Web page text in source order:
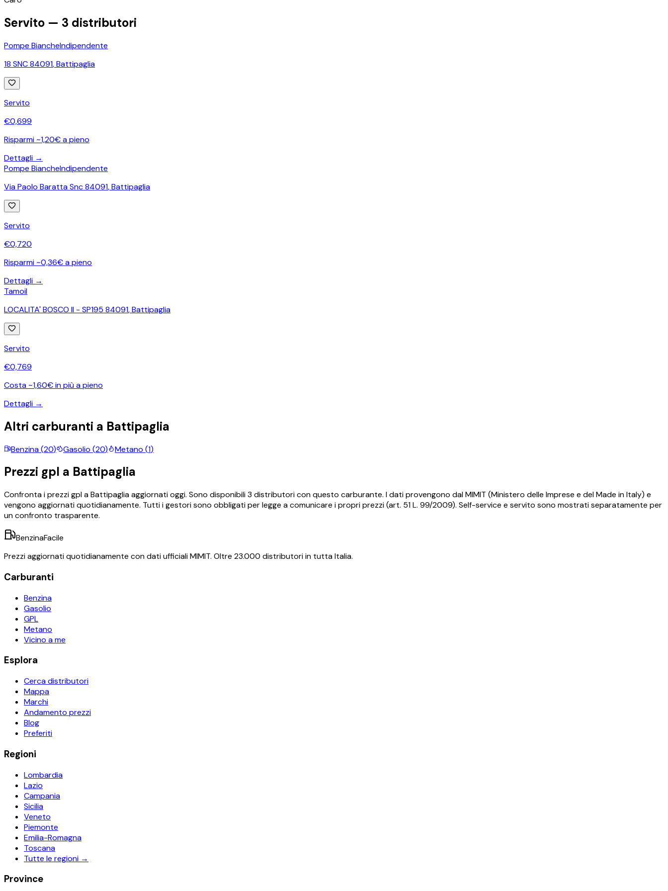
Servito — 3 distributori
Pompe BiancheIndipendente
18 SNC 84091,Battipaglia
Servito
€0,699
Risparmi ~1,20€ a pieno
Dettagli →
Pompe BiancheIndipendente
Via Paolo Baratta Snc 84091,Battipaglia
Servito
€0,720
Risparmi ~0,36€ a pieno
Dettagli →
Tamoil
LOCALITA' BOSCO II - SP195 84091,Battipaglia
Servito
€0,769
Costa ~1,60€ in più a pieno
Dettagli →
Altri carburanti a Battipaglia
Benzina(20) Gasolio (20) Metano (1)
Prezzi gpl a Battipaglia
Confronta i prezzigplaBattipagliaaggiornati oggi. Sono disponibili3 distributori con questo carburante. I dati provengono dal MIMIT (Ministero delle Imprese e del Made in Italy) e
vengono aggiornati quotidianamente. Tutti i gestori sono obbligati per legge a comunicare i propri prezzi (art. 51 L. 99/2009). Self-service e servito sono mostrati separatamente per
un confronto trasparente.
BenzinaFacile
Prezzi aggiornati quotidianamente con dati ufficiali MIMIT. Oltre 23.000 distributori in tutta Italia.
Carburanti
Benzina
Gasolio
GPL
Metano
Vicino a me
Esplora
Cerca distributori
Mappa
Marchi
Andamento prezzi
Blog
Preferiti
Regioni
Lombardia
Lazio
Campania
Sicilia
Veneto
Piemonte
Emilia-Romagna
Toscana
Tutte le regioni →
Province